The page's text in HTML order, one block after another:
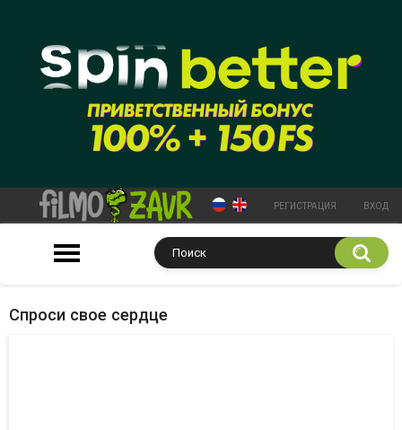
РЕГИСТРАЦИЯ ВХОД
Спроси свое сердце